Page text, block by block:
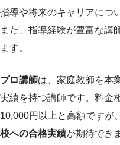
指導や将来のキャリアにつ
また、指導経験が豊富な講
ます。
プロ講師は、家庭教師を本
実績を持つ講師です。料金
10,000円以上と高額ですが
校への合格実績が期待でき